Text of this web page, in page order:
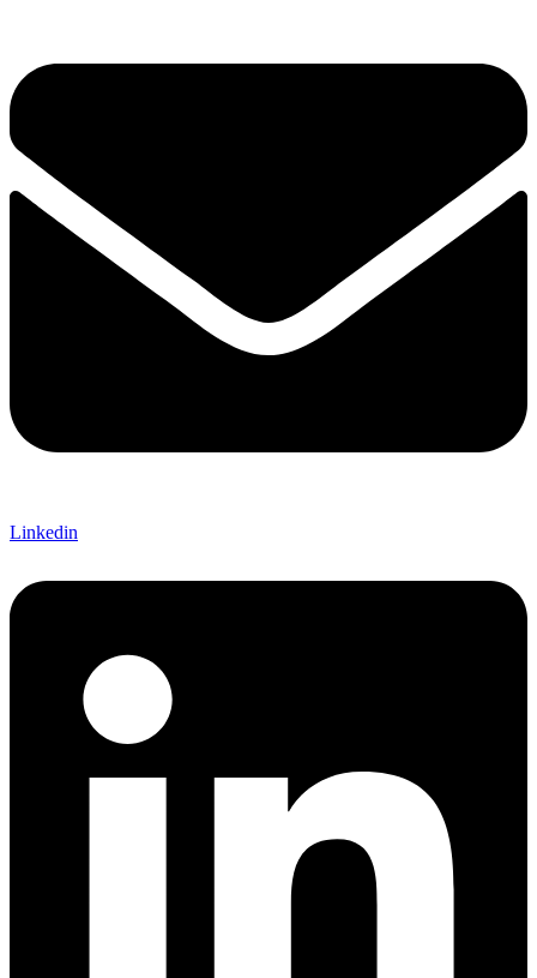
Linkedin